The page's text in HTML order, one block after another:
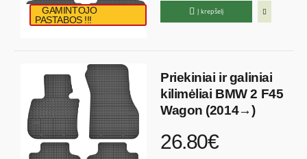
GAMINTOJO
PASTABOS !!!
Į krepšelį
Priekiniai ir galiniai
kilimėliai BMW 2 F45
Wagon (2014→)
26.80€